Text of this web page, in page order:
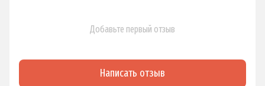
Добавьте первый отзыв
Написать отзыв